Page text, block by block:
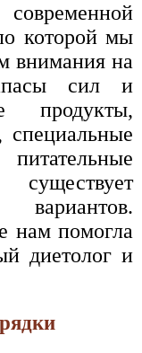
которой мы
внимания на
сил и
продукты,
специальные
нам помогла
диетолог и